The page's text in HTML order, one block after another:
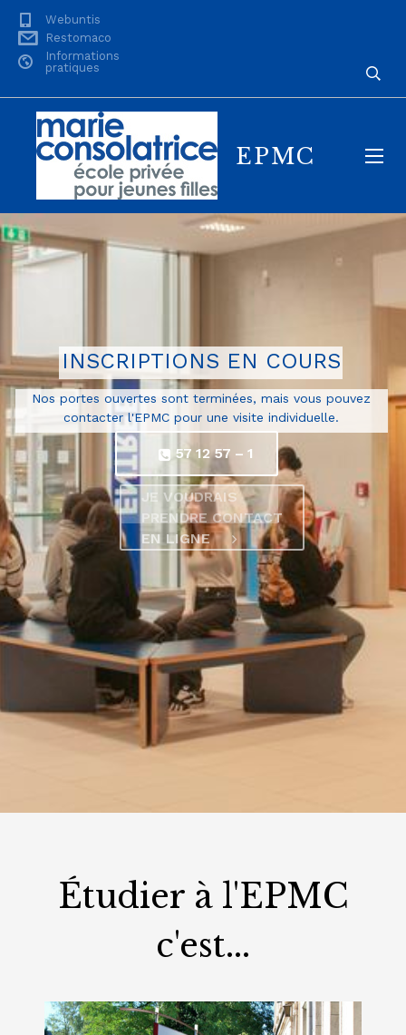
Webuntis
Restomaco
Informations
pratiques
EPMC
INSCRIPTIONS EN COURS
Nos portes ouvertes sont terminées, mais vous pouvez
contacter l'EPMC pour une visite individuelle.
Prenez rendez-vous par téléphone au :
57 12 57 – 1
JE VOUDRAIS
PRENDRE CONTACT
EN LIGNE
Étudier à l'EPMC
c'est...